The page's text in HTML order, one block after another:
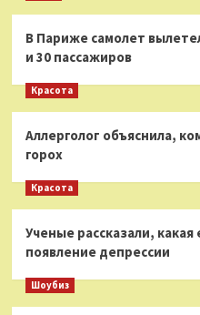
В Париже самолет
и 30 пассажиров
Красота
Аллерголог объяснила,
горох
Красота
Ученые рассказали,
появление депрессии
Шоубиз